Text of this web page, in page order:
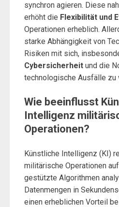
synchron agieren. Diese
erhöht die Flexibilität und
Operationen erheblich.
starke Abhängigkeit von
Risiken mit sich,
Cybersicherheit und die
technologische Ausfälle zu
Wie beeinflusst
Intelligenz
Operationen?
Künstliche Intelligenz (KI)
militärische Operationen
gestützte Algorithmen
Datenmengen in
einen erheblichen Vorteil